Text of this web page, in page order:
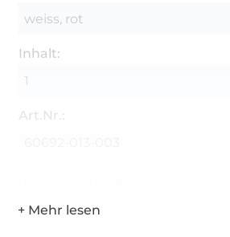
weiss, rot
Inhalt:
1
Art.Nr.: